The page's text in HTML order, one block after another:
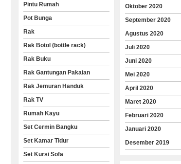
Pintu Rumah
Pot Bunga
Rak
Rak Botol (bottle rack)
Rak Buku
Rak Gantungan Pakaian
Rak Jemuran Handuk
Rak TV
Rumah Kayu
Set Cermin Bangku
Set Kamar Tidur
Set Kursi Sofa
Oktober 2020
September 2020
Agustus 2020
Juli 2020
Juni 2020
Mei 2020
April 2020
Maret 2020
Februari 2020
Januari 2020
Desember 2019